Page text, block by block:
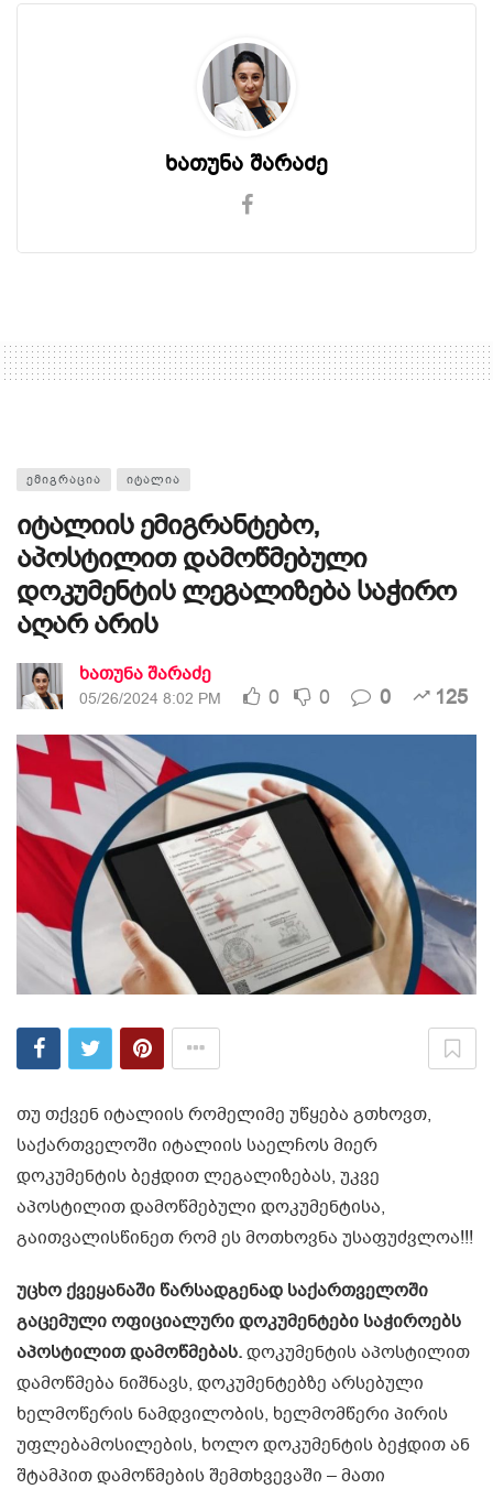
ხათუნა შარაძე
ᲔᲛᲘᲒᲠᲐᲪᲘᲐ ᲘᲢᲐᲚᲘᲐ
იტალიის ემიგრანტებო,
აპოსტილით დამოწმებული
დოკუმენტის ლეგალიზება საჭირო
აღარ არის
ხათუნა შარაძე
05/26/2024 8:02 PM 0 0 0 125
თუ თქვენ იტალიის რომელიმე უწყება გთხოვთ,
საქართველოში იტალიის საელჩოს მიერ
დოკუმენტის ბეჭდით ლეგალიზებას, უკვე
აპოსტილით დამოწმებული დოკუმენტისა,
გაითვალისწინეთ რომ ეს მოთხოვნა უსაფუძვლოა!!!
უცხო ქვეყანაში წარსადგენად საქართველოში
გაცემული ოფიციალური დოკუმენტები საჭიროებს
აპოსტილით დამოწმებას.დოკუმენტის აპოსტილით
დამოწმება ნიშნავს, დოკუმენტებზე არსებული
ხელმოწერის ნამდვილობის, ხელმომწერი პირის
უფლებამოსილების, ხოლო დოკუმენტის ბეჭდით ან
შტამპით დამოწმების შემთხვევაში – მათი